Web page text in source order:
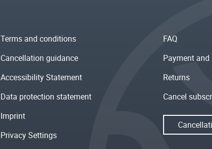
Terms and conditions
Cancellation guidance
Accessibility Statement
Data protection statement
Imprint
Privacy Settings
FAQ
Payment
Returns
Cancel